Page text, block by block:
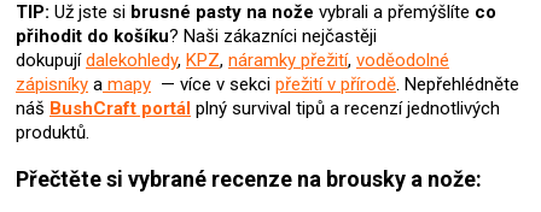
i
s
u
TIP: Už jste si brusné pasty na nože vybrali a přemýšlíte co
přihodit do košíku? Naši zákazníci nejčastěji
dokupujídalekohledy, KPZ, náramky přežití, voděodolné
zápisníky a mapy — více v sekci přežití v přírodě. Nepřehlédněte
náš BushCraft portál plný survival tipů a recenzí jednotlivých
produktů.
Přečtěte si vybrané recenze na brousky a nože: